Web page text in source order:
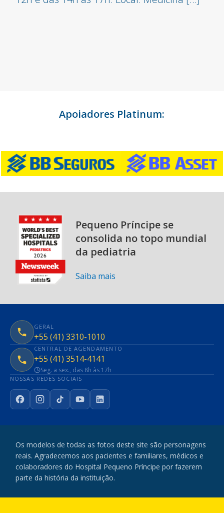
Apoiadores Platinum:
Pequeno Príncipe se
consolida no topo mundial
da pediatria
Saiba mais
GERAL
+55 (41) 3310-1010
CENTRAL DE AGENDAMENTO
+55 (41) 3514-4141
Seg. a sex., das 8h às 17h
NOSSAS REDES SOCIAIS
FacebookInstagram
TikTokYouTubeLinkedIn
Os modelos de todas as fotos deste site são personagens
reais. Agradecemos aos pacientes e familiares, médicos e
colaboradores do Hospital Pequeno Príncipe por fazerem
parte da história da instituição.